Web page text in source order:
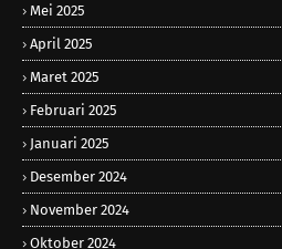
Mei 2025
April 2025
Maret 2025
Februari 2025
Januari 2025
Desember 2024
November 2024
Oktober 2024